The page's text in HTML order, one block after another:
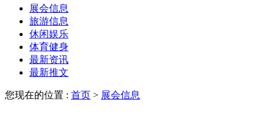
展会信息
旅游信息
休闲娱乐
体育健身
最新资讯
最新推文
您现在的位置 : 首页 > 展会信息